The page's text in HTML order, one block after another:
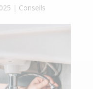
| Conseils